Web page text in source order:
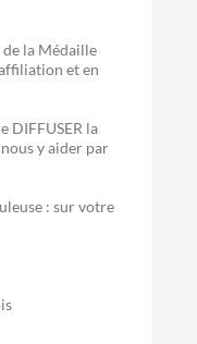
de la Médaille
et en
DIFFUSER la
y aider par
: sur votre